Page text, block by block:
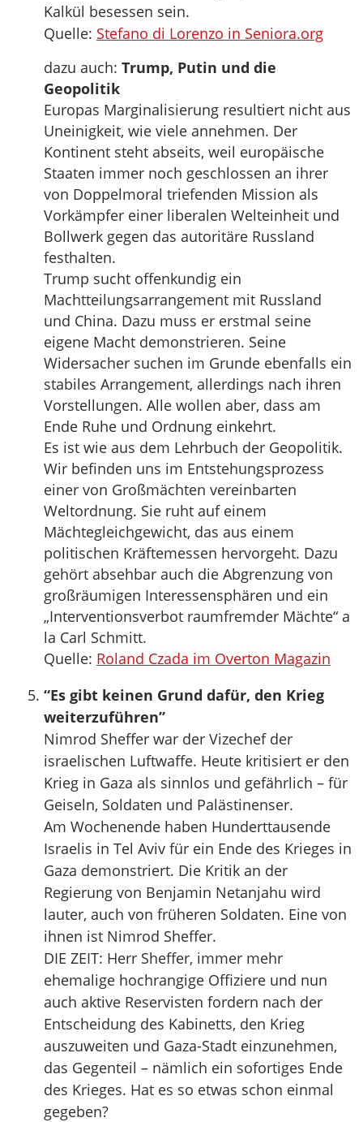
Kalkül besessen sein.
Quelle: Stefano di Lorenzo in Seniora.org
dazu auch: Trump, Putin und die
Geopolitik
Europas Marginalisierung resultiert nicht aus
Uneinigkeit, wie viele annehmen. Der
Kontinent steht abseits, weil europäische
Staaten immer noch geschlossen an ihrer
von Doppelmoral triefenden Mission als
Vorkämpfer einer liberalen Welteinheit und
Bollwerk gegen das autoritäre Russland
festhalten.
Trump sucht offenkundig ein
Machtteilungsarrangement mit Russland
und China. Dazu muss er erstmal seine
eigene Macht demonstrieren. Seine
Widersacher suchen im Grunde ebenfalls ein
stabiles Arrangement, allerdings nach ihren
Vorstellungen. Alle wollen aber, dass am
Ende Ruhe und Ordnung einkehrt.
Es ist wie aus dem Lehrbuch der Geopolitik.
Wir befinden uns im Entstehungsprozess
einer von Großmächten vereinbarten
Weltordnung. Sie ruht auf einem
Mächtegleichgewicht, das aus einem
politischen Kräftemessen hervorgeht. Dazu
gehört absehbar auch die Abgrenzung von
großräumigen Interessensphären und ein
„Interventionsverbot raumfremder Mächte“ a
la Carl Schmitt.
Quelle: Roland Czada im Overton Magazin
“Es gibt keinen Grund dafür, den Krieg
weiterzuführen”
Nimrod Sheffer war der Vizechef der
israelischen Luftwaffe. Heute kritisiert er den
Krieg in Gaza als sinnlos und gefährlich – für
Geiseln, Soldaten und Palästinenser.
Am Wochenende haben Hunderttausende
Israelis in Tel Aviv für ein Ende des Krieges in
Gaza demonstriert. Die Kritik an der
Regierung von Benjamin Netanjahu wird
lauter, auch von früheren Soldaten. Eine von
ihnen ist Nimrod Sheffer.
DIE ZEIT: Herr Sheffer, immer mehr
ehemalige hochrangige Offiziere und nun
auch aktive Reservisten fordern nach der
Entscheidung des Kabinetts, den Krieg
auszuweiten und Gaza-Stadt einzunehmen,
das Gegenteil – nämlich ein sofortiges Ende
des Krieges. Hat es so etwas schon einmal
gegeben?